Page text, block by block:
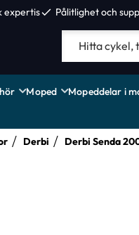
expertischeck Pålitlighet och
Moped Mopeddelar i
Derbi Derbi Senda